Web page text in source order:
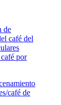
por